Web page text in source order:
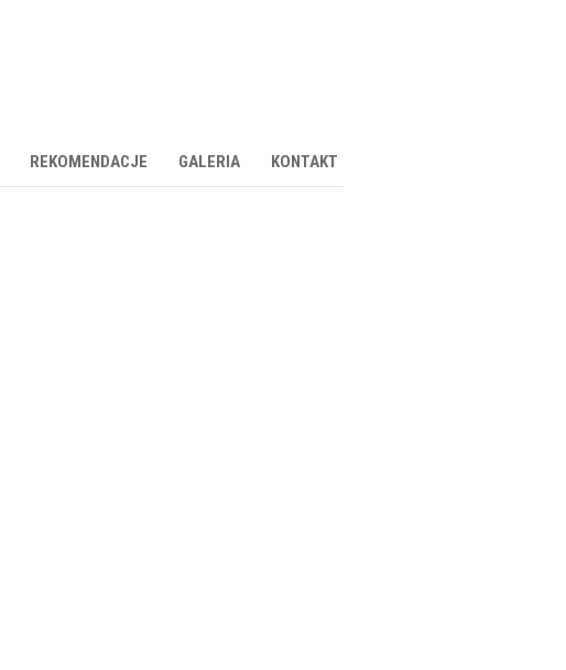
REKOMENDACJE GALERIA KONTAKT